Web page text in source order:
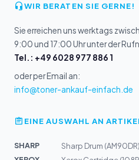
WIR BERATEN SIE GERNE!
Sie erreichen uns werktags
9:00 und 17:00 Uhr unter der
Tel.: +49 6028 977 886 1
oder per Email an:
info@toner-ankauf-einfach.de
EINE AUSWAHL AN
SHARP
Sharp Drum